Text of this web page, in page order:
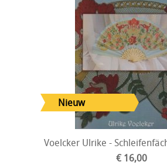
Voelcker Ulrike -
€ 16,00